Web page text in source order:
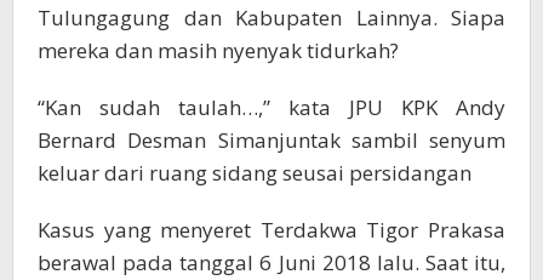
Tulungagung dan Kabupaten Lainnya. Siapa
mereka dan masih nyenyak tidurkah?
“Kan sudah taulah…,” kata JPU KPK Andy
Bernard Desman Simanjuntak sambil senyum
keluar dari ruang sidang seusai persidangan
Kasus yang menyeret Terdakwa Tigor Prakasa
berawal pada tanggal 6 Juni 2018 lalu. Saat itu,